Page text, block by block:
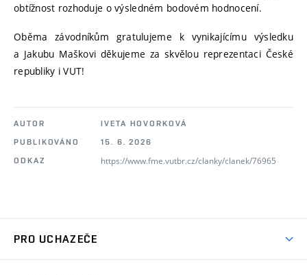
obtížnost rozhoduje o výsledném bodovém hodnocení.
Oběma závodníkům gratulujeme k vynikajícímu výsledku
a Jakubu Maškovi děkujeme za skvělou reprezentaci České
republiky i VUT!
AUTOR
IVETA HOVORKOVÁ
PUBLIKOVÁNO
15. 6. 2026
ODKAZ
https://www.fme.vutbr.cz/clanky/clanek/76965
PRO UCHAZEČE